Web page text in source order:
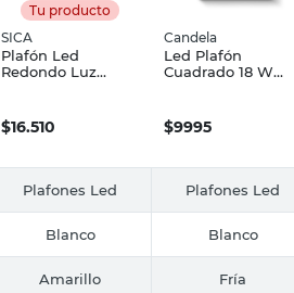
Tu producto
SICA
Plafón Led
Redondo Luz
$16.510
Candela
Led Plafón
Cuadrado 18 W
$9995
Plafones Led Plafones Led
Blanco Blanco
Amarillo Fría